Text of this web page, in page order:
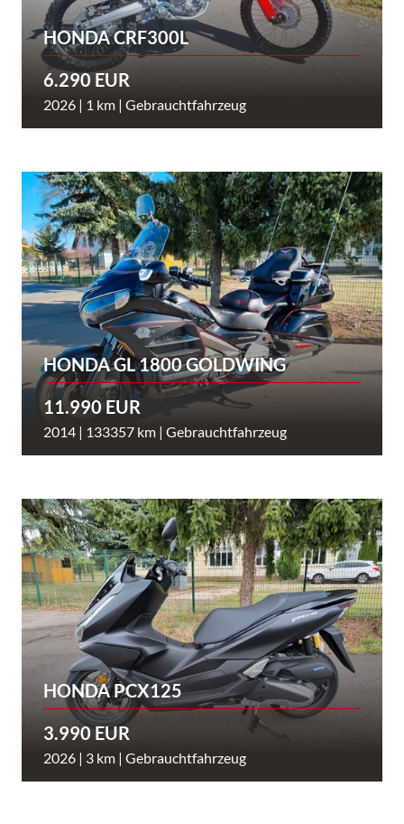
HONDA CRF300L
6.290 EUR
2026 | 1 km | Gebrauchtfahrzeug
HONDA GL 1800 GOLDWING
11.990 EUR
2014 | 133357 km | Gebrauchtfahrzeug
HONDA PCX125
3.990 EUR
2026 | 3 km | Gebrauchtfahrzeug